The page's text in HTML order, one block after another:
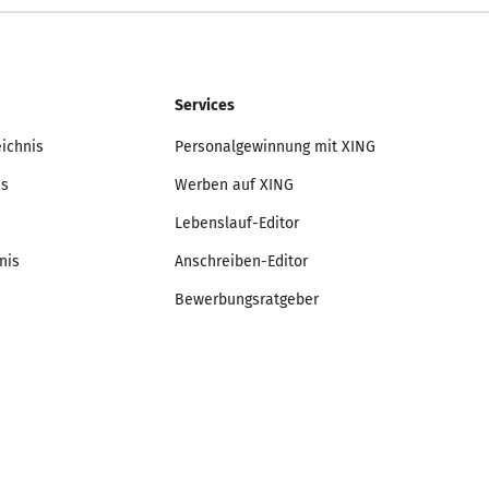
Services
Personalgewinnung mit XING
Werben auf XING
Lebenslauf-Editor
Anschreiben-Editor
Bewerbungsratgeber